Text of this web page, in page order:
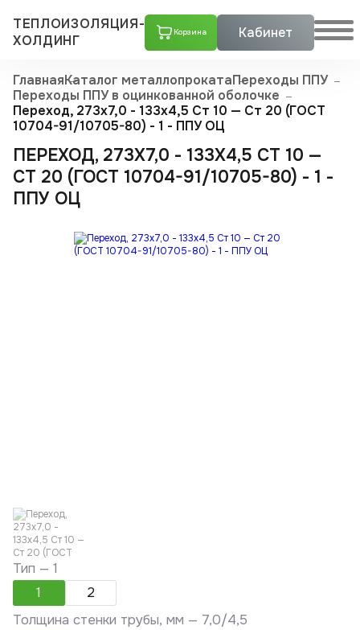
ТЕПЛОИЗОЛЯЦИЯ-
ХОЛДИНГ
Корзина Кабинет
ГлавнаяКаталог металлопрокатаПереходы ППУ
Переходы ППУ в оцинкованной оболочке
Переход, 273х7,0 - 133x4,5 Ст 10 — Ст 20 (ГОСТ
10704-91/10705-80) - 1 - ППУ ОЦ
ПЕРЕХОД, 273Х7,0 - 133X4,5 СТ 10 —
СТ 20 (ГОСТ 10704-91/10705-80) - 1 -
ППУ ОЦ
Тип —1
1
2
Толщина стенки трубы, мм — 7,0/4,5